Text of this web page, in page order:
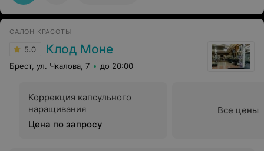
САЛОН КРАСОТЫ
5.0 Клод Моне
Брест, ул. Чкалова, 7 до 20:00
Коррекция капсульного
наращивания
Цена по запросу
Все цены